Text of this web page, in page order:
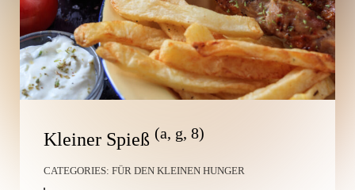
Kleiner Spieß (a, g, 8)
CATEGORIES: FÜR DEN KLEINEN HUNGER